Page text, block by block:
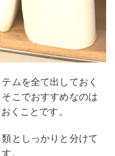
ムを全て出しておく
こでおすすめなのは
くことです。
としっかりと分けて
。